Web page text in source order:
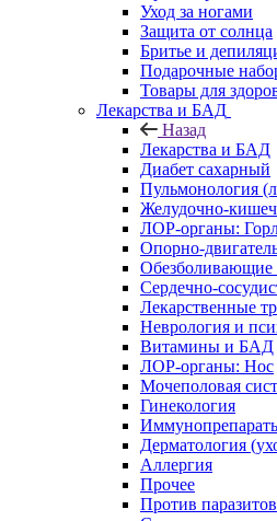
Уход за ногами
Защита от солнца
Бритье и
Подарочные
Товары для
Лекарства и БАД
Назад
Лекарства и БАД
Диабет сахарный
Пульмонология
Желудочно-
ЛОР-органы:
Опорно-
Сердечно-
Лекарственные
Неврология и
Витамины и БАД
ЛОР-органы: Нос
Мочеполовая
Гинекология
Дерматология
Аллергия
Прочее
Против паразитов